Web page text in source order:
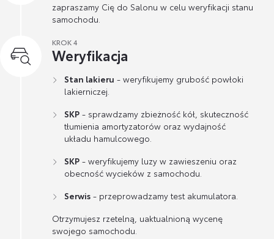
zapraszamy Cię do Salonu w celu weryfikacji stanu
samochodu.
KROK 4
Weryfikacja
Stan lakieru - weryfikujemy grubość powłoki
lakierniczej.
SKP - sprawdzamy zbieżność kół, skuteczność
tłumienia amortyzatorów oraz wydajność
układu hamulcowego.
SKP - weryfikujemy luzy w zawieszeniu oraz
obecność wycieków z samochodu.
Serwis - przeprowadzamy test akumulatora.
Otrzymujesz rzetelną, uaktualnioną wycenę
swojego samochodu.